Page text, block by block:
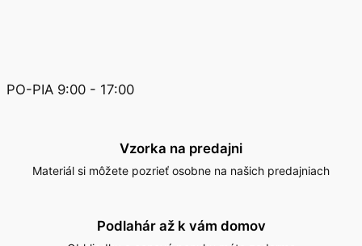
PO-PIA 9:00 - 17:00
Materiál si môžete pozrieť osobne na našich predajniach